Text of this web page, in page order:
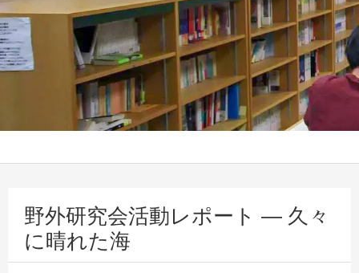
野外研究会活動レポート — 久々
に晴れた海